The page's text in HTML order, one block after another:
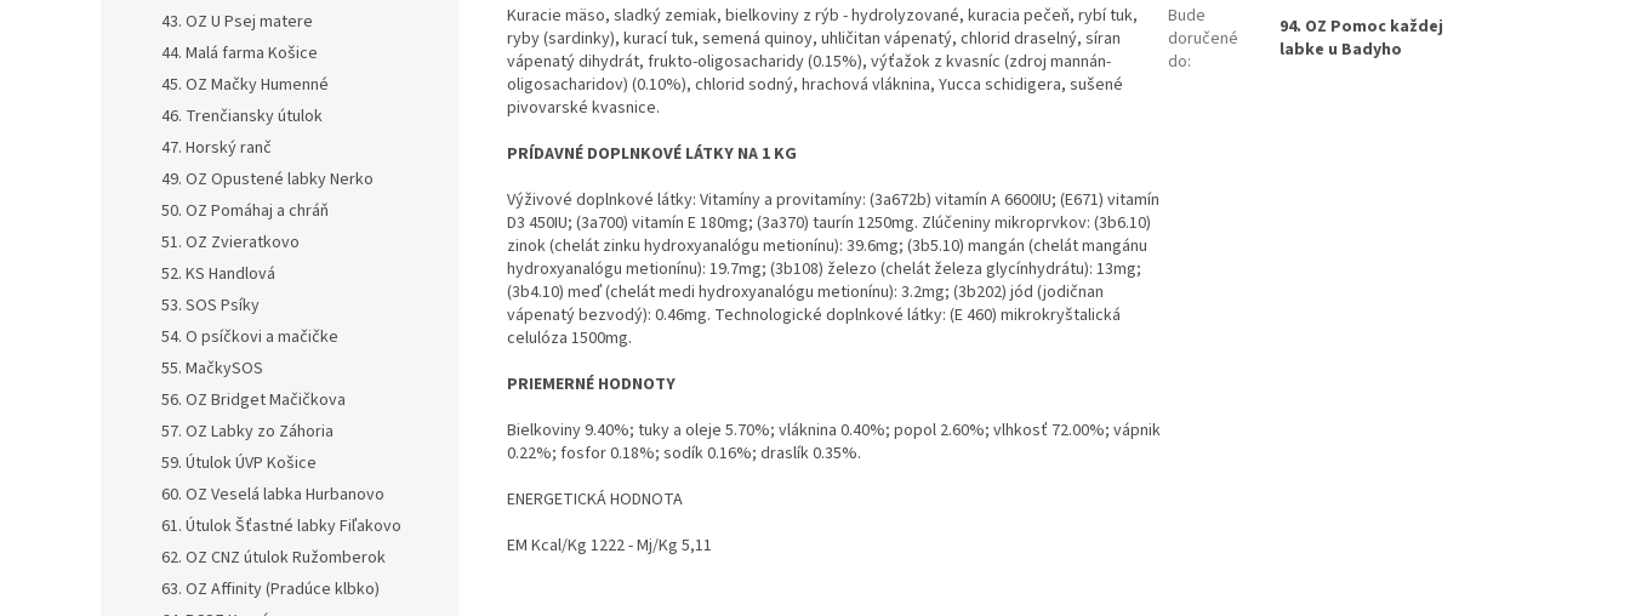
43. OZ U Psej matere
44. Malá farma Košice
45. OZ Mačky Humenné
46. Trenčiansky útulok
47. Horský ranč
49. OZ Opustené labky Nerko
50. OZ Pomáhaj a chráň
51. OZ Zvieratkovo
52. KS Handlová
53. SOS Psíky
54. O psíčkovi a mačičke
55. MačkySOS
56. OZ Bridget Mačičkova
57. OZ Labky zo Záhoria
59. Útulok ÚVP Košice
60. OZ Veselá labka Hurbanovo
61. Útulok Šťastné labky Fiľakovo
62. OZ CNZ útulok Ružomberok
63. OZ Affinity (Pradúce klbko)
Kuracie mäso, sladký zemiak, bielkoviny z rýb - hydrolyzované, kuracia pečeň, rybí tuk,
ryby (sardinky), kurací tuk, semená quinoy, uhličitan vápenatý, chlorid draselný, síran
vápenatý dihydrát, frukto-oligosacharidy (0.15%), výťažok z kvasníc (zdroj mannán-
oligosacharidov) (0.10%), chlorid sodný, hrachová vláknina, Yucca schidigera, sušené
pivovarské kvasnice.
PRÍDAVNÉ DOPLNKOVÉ LÁTKY NA 1 KG
Výživové doplnkové látky: Vitamíny a provitamíny: (3a672b) vitamín A 6600IU; (E671) vitamín
D3 450IU; (3a700) vitamín E 180mg; (3a370) taurín 1250mg. Zlúčeniny mikroprvkov: (3b6.10)
zinok (chelát zinku hydroxyanalógu metionínu): 39.6mg; (3b5.10) mangán (chelát mangánu
hydroxyanalógu metionínu): 19.7mg; (3b108) železo (chelát železa glycínhydrátu): 13mg;
(3b4.10) meď (chelát medi hydroxyanalógu metionínu): 3.2mg; (3b202) jód (jodičnan
vápenatý bezvodý): 0.46mg. Technologické doplnkové látky: (E 460) mikrokryštalická
celulóza 1500mg.
PRIEMERNÉ HODNOTY
Bielkoviny 9.40%; tuky a oleje 5.70%; vláknina 0.40%; popol 2.60%; vlhkosť 72.00%; vápnik
0.22%; fosfor 0.18%; sodík 0.16%; draslík 0.35%.
ENERGETICKÁ HODNOTA
EM Kcal/Kg 1222 - Mj/Kg 5,11
Bude
doručené
do:
94. OZ Pomoc každej
labke u Badyho